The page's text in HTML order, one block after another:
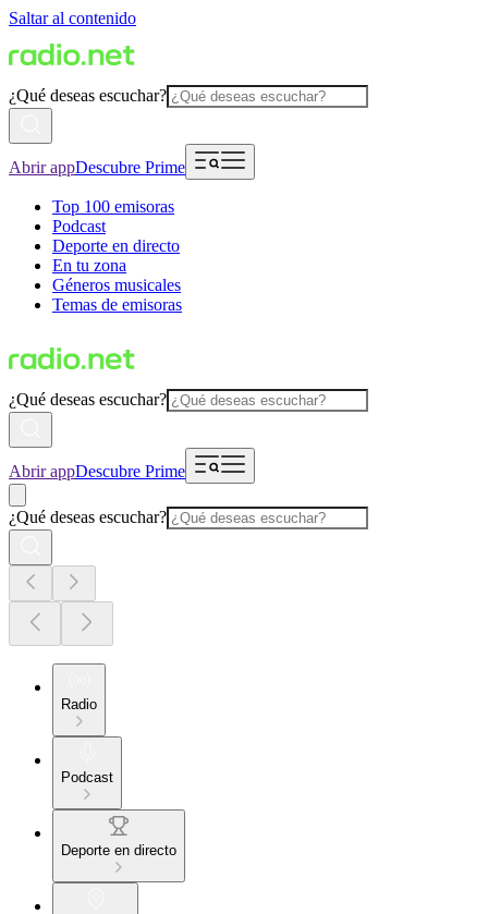
Saltar al contenido
¿Qué deseas escuchar?
Abrir appDescubre Prime
Top 100 emisoras
Podcast
Deporte en directo
En tu zona
Géneros musicales
Temas de emisoras
¿Qué deseas escuchar?
Abrir appDescubre Prime
¿Qué deseas escuchar?
Radio
Podcast
Deporte en directo